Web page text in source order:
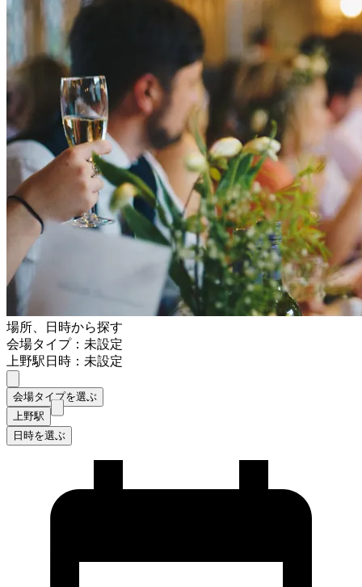
場所、日時から探す
会場タイプ：未設定
上野駅日時：未設定
会場タイプを選ぶ
上野駅
日時を選ぶ